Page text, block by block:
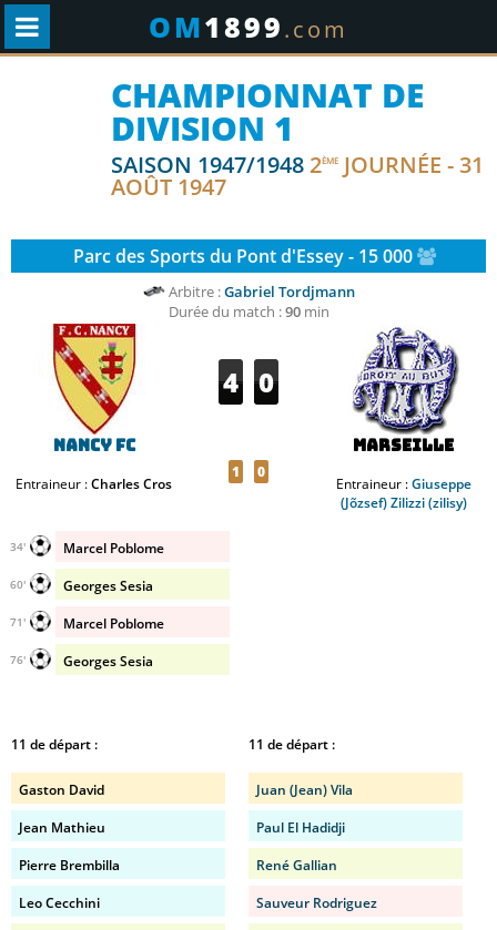
OM1899.com
CHAMPIONNAT DE
DIVISION 1
SAISON 1947/1948 2ÈME JOURNÉE - 31
AOÛT 1947
Parc des Sports du Pont d'Essey - 15 000
Arbitre :Gabriel Tordjmann
Durée du match :90min
Nancy FC
Entraineur :Charles Cros
4 0
1 0
Marseille
Entraineur :Giuseppe
(Jõzsef) Zilizzi (zilisy)
Marcel Poblome
34'
Georges Sesia
60'
Marcel Poblome
71'
Georges Sesia
76'
11 de départ :
Gaston David
Jean Mathieu
Pierre Brembilla
Leo Cecchini
11 de départ :
Juan (Jean) Vila
Paul El Hadidji
René Gallian
Sauveur Rodriguez